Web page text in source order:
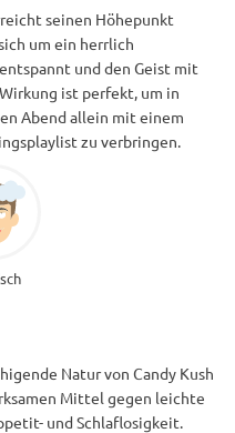
seinen Höhepunkt
um ein herrlich
und den Geist mit
ist perfekt, um in
Abend allein mit einem
zu verbringen.
Natur von Candy Kush
Mittel gegen leichte
und Schlaflosigkeit.